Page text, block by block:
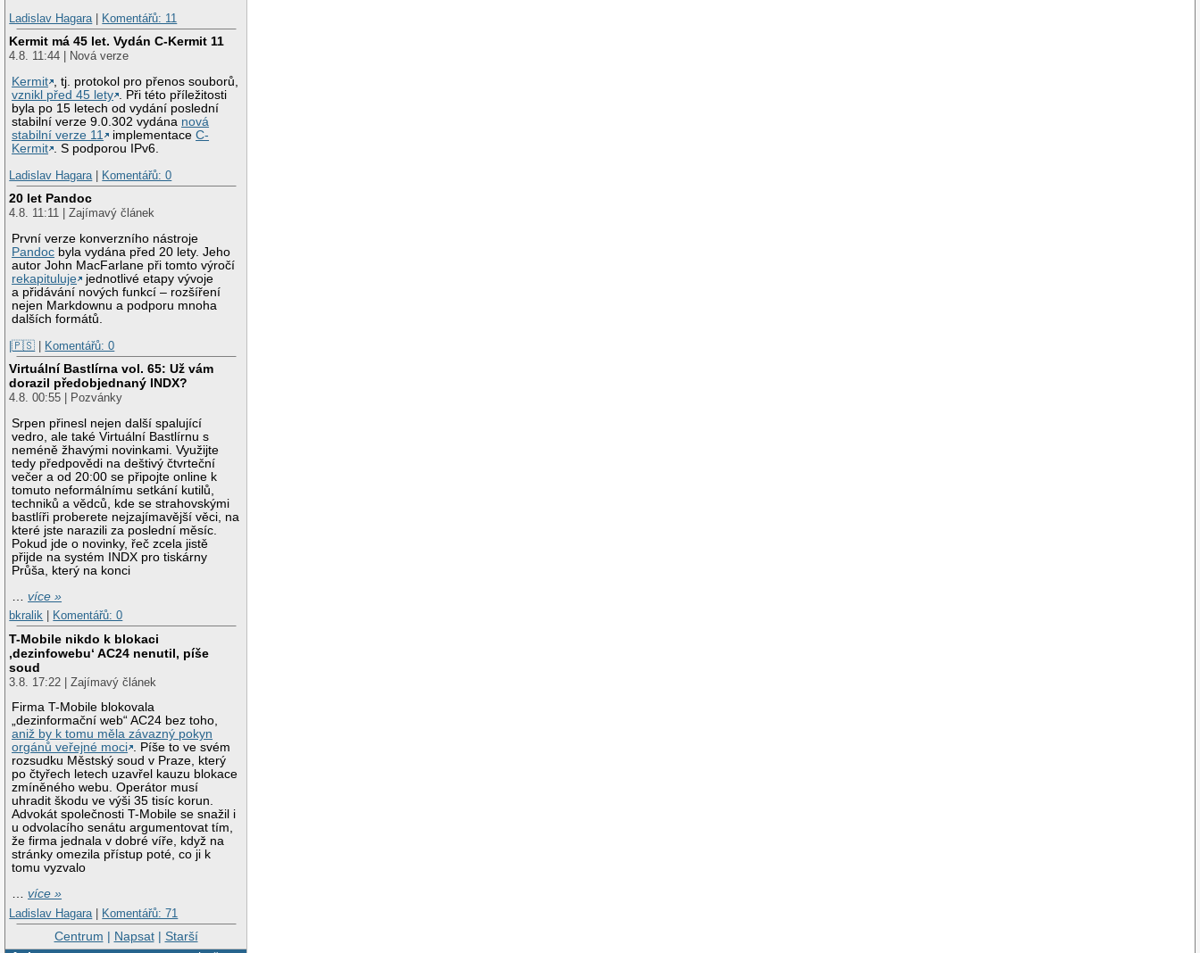
Ladislav Hagara | Komentářů: 11
Kermit má 45 let. Vydán C-Kermit 11
4.8. 11:44 | Nová verze
Kermit , tj. protokol pro přenos souborů,
vznikl před 45 lety . Při této příležitosti
byla po 15 letech od vydání poslední
stabilní verze 9.0.302 vydána nová
stabilní verze 11
implementaceC-
Kermit . S podporou IPv6.
Ladislav Hagara | Komentářů: 0
20 let Pandoc
4.8. 11:11 | Zajímavý článek
První verze konverzního nástroje
Pandoc byla vydána před 20 lety. Jeho
autor John MacFarlane při tomto výročí
rekapituluje
jednotlivé etapy vývoje
a přidávání nových funkcí – rozšíření
nejen Markdownu a podporu mnoha
dalších formátů.
|🇵🇸 | Komentářů: 0
Virtuální Bastlírna vol. 65: Už vám
dorazil předobjednaný INDX?
4.8. 00:55 | Pozvánky
Srpen přinesl nejen další spalující
vedro, ale také Virtuální Bastlírnu s
neméně žhavými novinkami. Využijte
tedy předpovědi na deštivý čtvrteční
večer a od 20:00 se připojte online k
tomuto neformálnímu setkání kutilů,
techniků a vědců, kde se strahovskými
bastlíři proberete nejzajímavější věci, na
které jste narazili za poslední měsíc.
Pokud jde o novinky, řeč zcela jistě
přijde na systém INDX pro tiskárny
Průša, který na konci
…více »
bkralik
Komentářů: 0
T-Mobile nikdo k blokaci
‚dezinfowebu‘ AC24 nenutil, píše
soud
3.8. 17:22 | Zajímavý článek
Firma T-Mobile blokovala
„dezinformační web“ AC24 bez toho,
aniž by k tomu měla závazný pokyn
orgánů veřejné moci . Píše to ve svém
rozsudku Městský soud v Praze, který
po čtyřech letech uzavřel kauzu blokace
zmíněného webu. Operátor musí
uhradit škodu ve výši 35 tisíc korun.
Advokát společnosti T-Mobile se snažil i
u odvolacího senátu argumentovat tím,
že firma jednala v dobré víře, když na
stránky omezila přístup poté, co ji k
tomu vyzvalo
…více »
Ladislav Hagara | Komentářů: 71
Centrum | Napsat| Starší